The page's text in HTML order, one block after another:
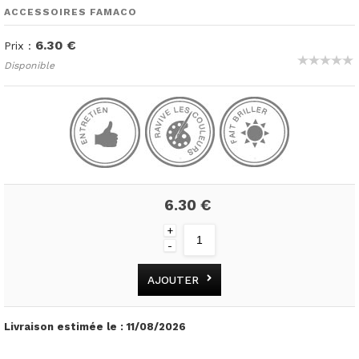
ACCESSOIRES FAMACO
Prix : 6.30 €
Disponible
6.30 €
+
-
AJOUTER
Livraison estimée le :11/08/2026